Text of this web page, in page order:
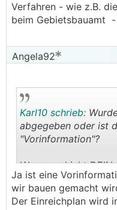
Verfahren - wie z.B.
beim Gebietsbauamt
Angela92
Karl10 schrieb:
abgegeben oder ist
"Vorinformation"?
Warum schickt
zum Gebietsbauamt?
Was passiert dort
Ja ist eine
wir bauen gemacht
Der Einreichplan wird